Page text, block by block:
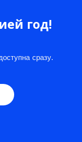
год!
сразу.